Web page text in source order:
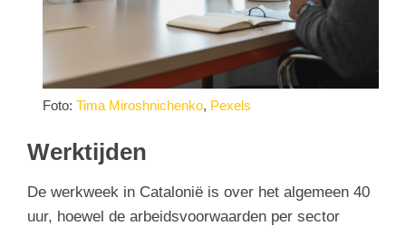
Foto: Tima Miroshnichenko, Pexels
Werktijden
De werkweek in Catalonië is over het algemeen 40
uur, hoewel de arbeidsvoorwaarden per sector